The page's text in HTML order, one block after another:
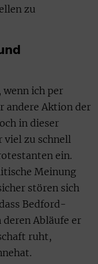
zu
wenn ich per
andere Aktion der
in dieser
viel zu schnell
ein.
Meinung
stören sich
Bedford-
deren Abläufe er
ruht,